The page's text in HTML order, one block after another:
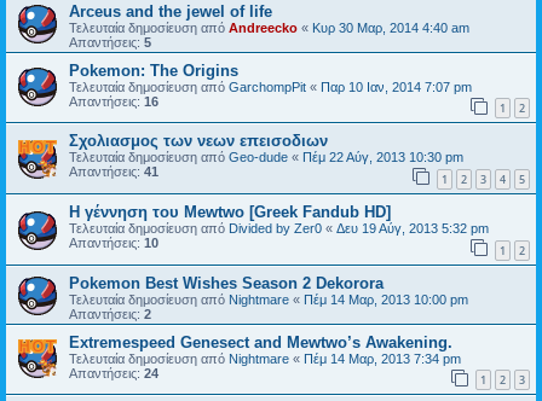
Arceus and the jewel of life
Τελευταία δημοσίευση από Andreecko « Κυρ 30 Μαρ, 2014 4:40 am
Απαντήσεις: 5
Pokemon: The Origins
Τελευταία δημοσίευση από GarchompPit « Παρ 10 Ιαν, 2014 7:07 pm
Απαντήσεις: 16 1 2
Σχολιασμος των νεων επεισοδιων
Τελευταία δημοσίευση από Geo-dude « Πέμ 22 Αύγ, 2013 10:30 pm
Απαντήσεις: 41 1 2 3 4 5
Η γέννηση του Mewtwo [Greek Fandub HD]
Τελευταία δημοσίευση από Divided by Zer0 « Δευ 19 Αύγ, 2013 5:32 pm
Απαντήσεις: 10 1 2
Pokemon Best Wishes Season 2 Dekorora
Τελευταία δημοσίευση από Nightmare « Πέμ 14 Μαρ, 2013 10:00 pm
Απαντήσεις: 2
Extremespeed Genesect and Mewtwo’s Awakening.
Τελευταία δημοσίευση από Nightmare « Πέμ 14 Μαρ, 2013 7:34 pm
Απαντήσεις: 24 1 2 3